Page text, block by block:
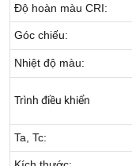
Độ hoàn màu CRI:
Góc chiếu:
Nhiệt độ màu:
Trình điều khiển
Ta, Tc: